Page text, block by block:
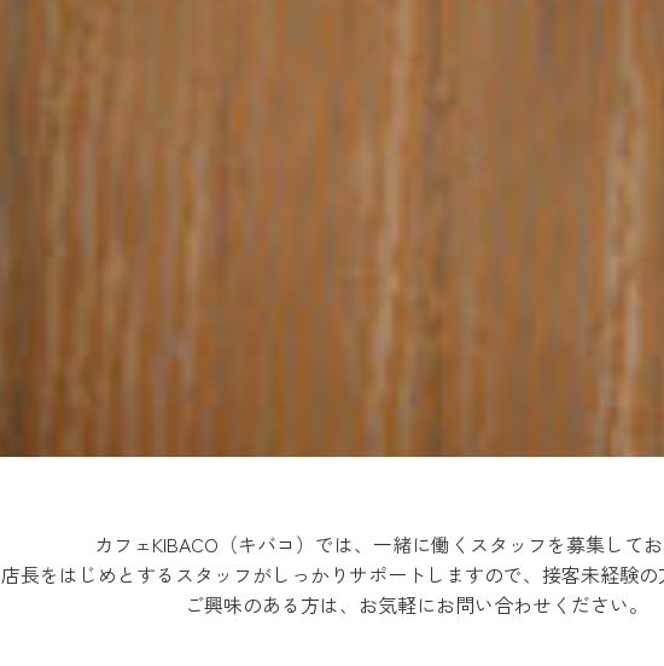
カフェKIBACO（キバコ）では、 一緒に働くスタッフを募集してお
店長をはじめとするスタッフがしっかりサポート しますので、接客未経験の
ご興味のある方は、お気軽にお問い合わせください。